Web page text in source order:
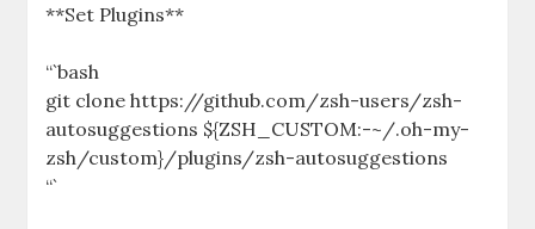
**Set Plugins**
“`bash
git clone https://github.com/zsh-users/zsh-
autosuggestions ${ZSH_CUSTOM:-~/.oh-my-
zsh/custom}/plugins/zsh-autosuggestions
“`